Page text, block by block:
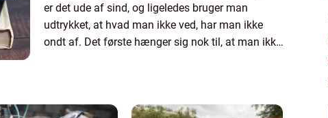
er det ude af sind, og ligeledes bruger man
udtrykket, at hvad man ikke ved, har man ikke
ondt af. Det første hænger sig nok til, at man ikke